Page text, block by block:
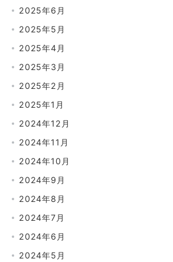
2025年6月
2025年5月
2025年4月
2025年3月
2025年2月
2025年1月
2024年12月
2024年11月
2024年10月
2024年9月
2024年8月
2024年7月
2024年6月
2024年5月